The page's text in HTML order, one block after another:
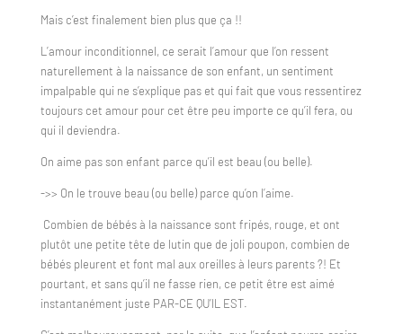
Mais c’est finalement bien plus que ça !!
L’amour inconditionnel, ce serait l’amour que l’on ressent
naturellement à la naissance de son enfant, un sentiment
impalpable qui ne s’explique pas et qui fait que vous ressentirez
toujours cet amour pour cet être peu importe ce qu’il fera, ou
qui il deviendra.
On aime pas son enfant parce qu’il est beau (ou belle).
->> On le trouve beau (ou belle) parce qu’on l’aime.
Combien de bébés à la naissance sont fripés, rouge, et ont
plutôt une petite tête de lutin que de joli poupon, combien de
bébés pleurent et font mal aux oreilles à leurs parents ?! Et
pourtant, et sans qu’il ne fasse rien, ce petit être est aimé
instantanément juste PAR-CE QU’IL EST.